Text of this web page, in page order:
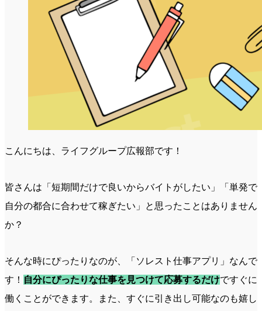
こんにちは、ライフグループ広報部です！
皆さんは「短期間だけで良いからバイトがしたい」「単発で
自分の都合に合わせて稼ぎたい」と思ったことはありません
か？
そんな時にぴったりなのが、「ソレスト仕事アプリ」なんで
す！ 自分にぴったりな仕事を見つけて応募するだけですぐに
働くことができます。また、すぐに引き出し可能なのも嬉し